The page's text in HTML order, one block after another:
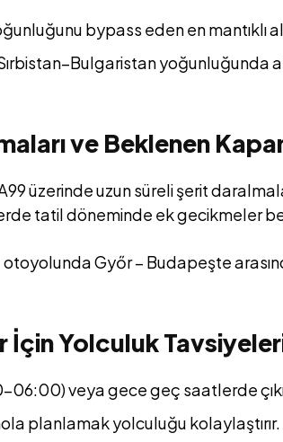
bypass eden en mantıklı
yoğunluğunda
ve Beklenen
üzerinde uzun süreli şerit
tatil döneminde ek gecikmeler
otoyolunda Győr – Budapeşte
İçin Yolculuk
veya gece geç saatlerde
planlamak yolculuğu kolaylaştırır.